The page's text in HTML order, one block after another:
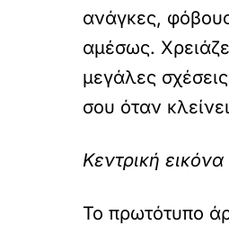
ανάγκες,
αμέσως.
μεγάλες
σου όταν
Κεντρική
Το πρωτότυπο